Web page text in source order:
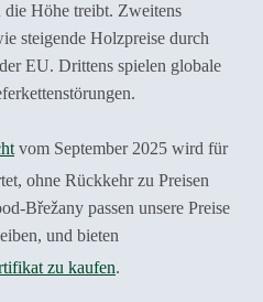
die Höhe treibt. Zweitens
steigende Holzpreise durch
EU. Drittens spielen globale
vom September 2025 wird für
ohne Rückkehr zu Preisen
Břežany passen unsere Preise
und bieten
zu kaufen.